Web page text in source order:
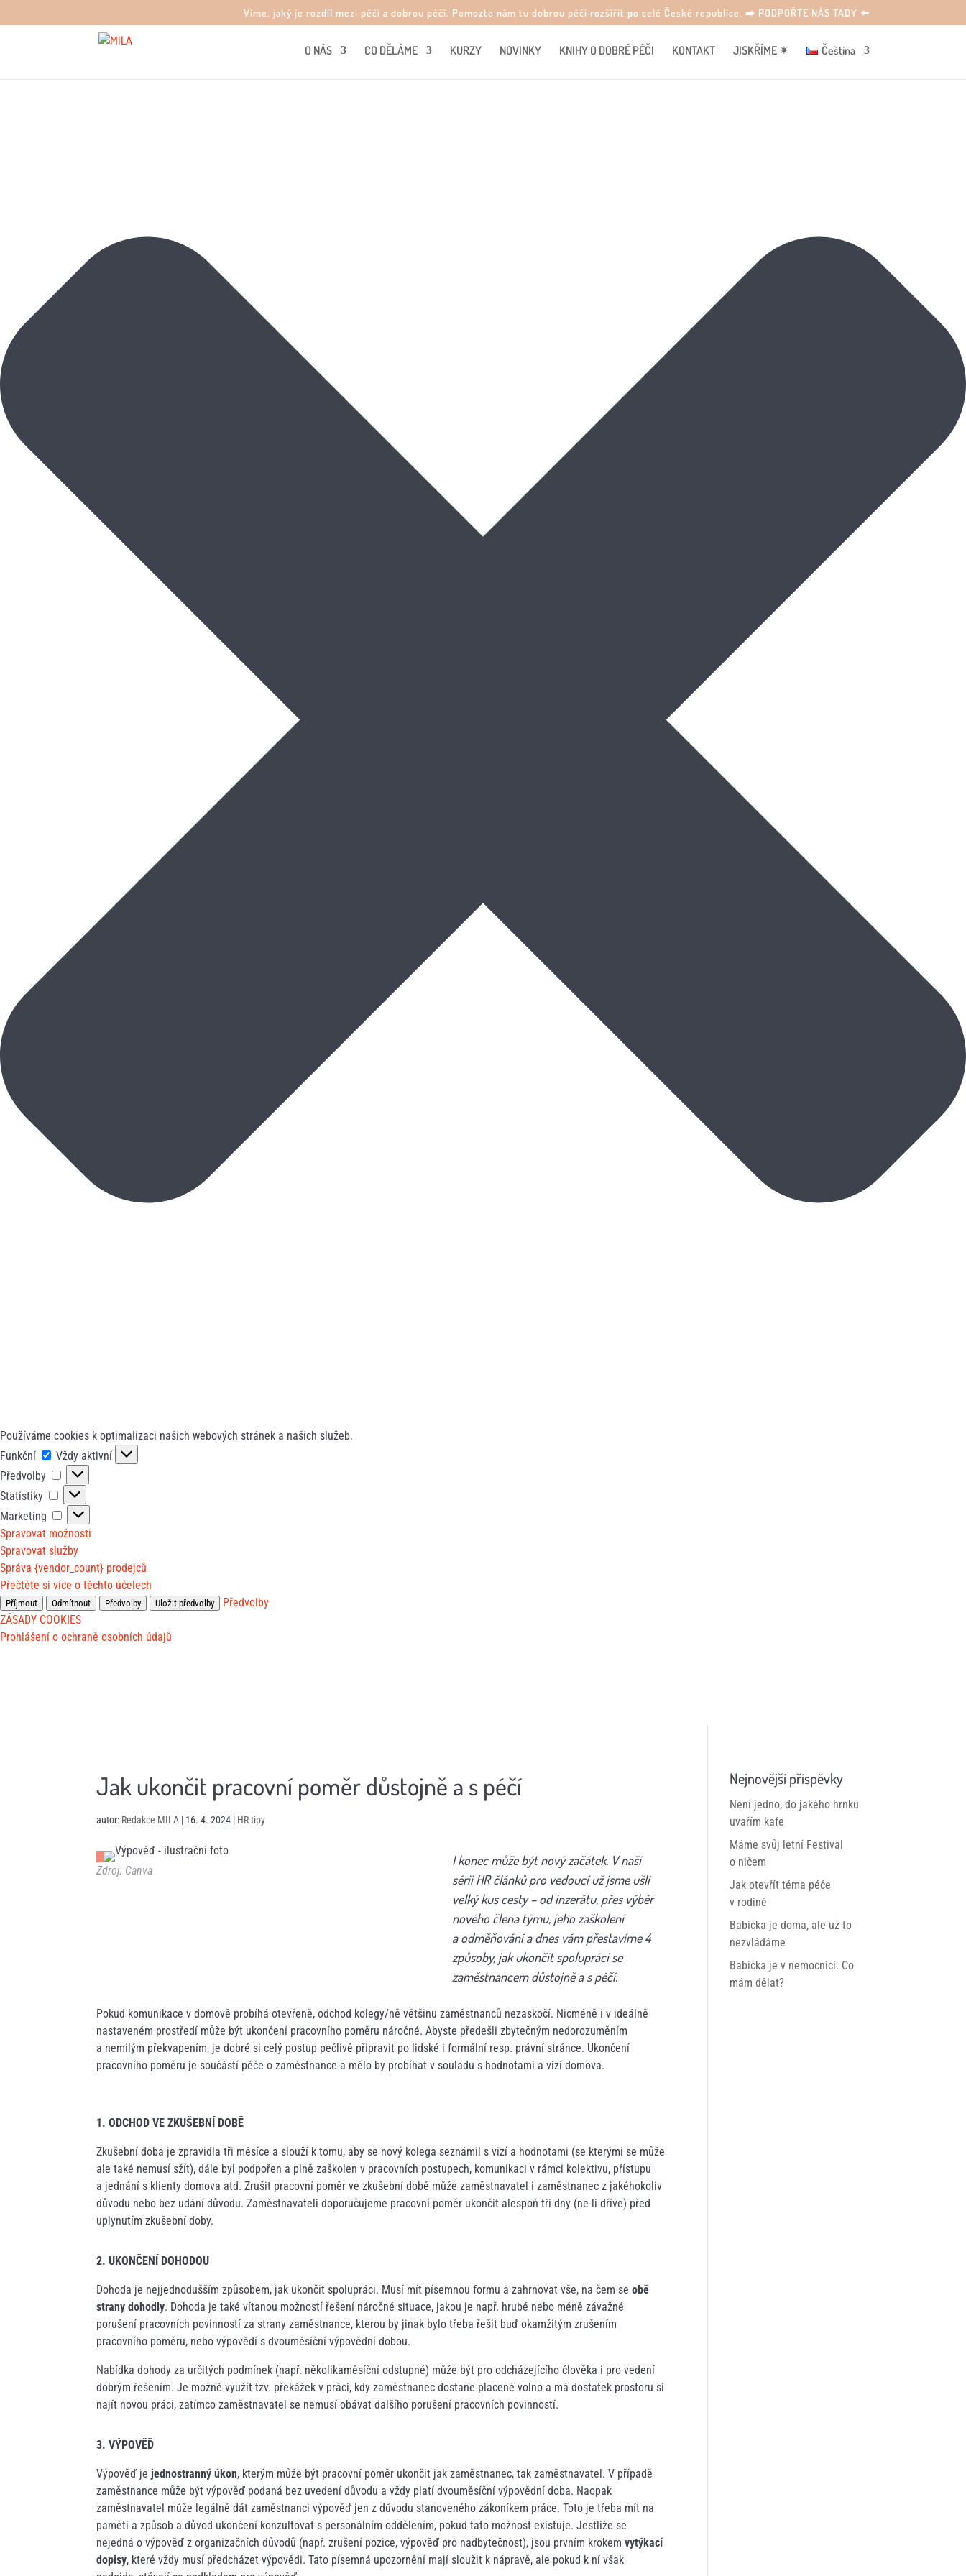
Používáme cookies k optimalizaci našich webových stránek a našich služeb.
Funkční
Funkční
Vždy aktivní
Předvolby
Předvolby
Statistiky
Statistiky
Marketing
Marketing
Spravovat možnosti
Spravovat služby
Správa {vendor_count} prodejců
Přečtěte si více o těchto účelech
Příjmout Odmítnout Předvolby Uložit předvolby
Předvolby
ZÁSADY COOKIES
Prohlášení o ochraně osobních údajů
Víme, jaký je rozdíl mezi péčí a dobrou péčí. Pomozte nám tu dobrou péči rozšířit po celé České republice. ➡️ PODPOŘTE NÁS TADY ⬅️
O NÁS CO DĚLÁME KURZY NOVINKY KNIHY O DOBRÉ PÉČI KONTAKT JISKŘÍME ✴ Čeština
Jak ukončit pracovní poměr důstojně a s péčí
autor: Redakce MILA | 16. 4. 2024 | HR tipy
Zdroj: Canva
I konec může být nový začátek. V naší
sérii HR článků pro vedoucí už jsme ušli
velký kus cesty – od inzerátu, přes výběr
nového člena týmu, jeho zaškolení
a odměňování a dnes vám přestavíme 4
způsoby, jak ukončit spolupráci se
zaměstnancem důstojně a s péčí.
Pokud komunikace v domově probíhá otevřeně, odchod kolegy/ně většinu zaměstnanců nezaskočí. Nicméně i v ideálně
nastaveném prostředí může být ukončení pracovního poměru náročné. Abyste předešli zbytečným nedorozuměním
a nemilým překvapením, je dobré si celý postup pečlivě připravit po lidské i formální resp. právní stránce. Ukončení
pracovního poměru je součástí péče o zaměstnance a mělo by probíhat v souladu s hodnotami a vizí domova.
1. ODCHOD VE ZKUŠEBNÍ DOBĚ
Zkušební doba je zpravidla tři měsíce a slouží k tomu, aby se nový kolega seznámil s vizí a hodnotami (se kterými se může
ale také nemusí sžít), dále byl podpořen a plně zaškolen v pracovních postupech, komunikaci v rámci kolektivu, přístupu
a jednání s klienty domova atd. Zrušit pracovní poměr ve zkušební době může zaměstnavatel i zaměstnanec z jakéhokoliv
důvodu nebo bez udání důvodu. Zaměstnavateli doporučujeme pracovní poměr ukončit alespoň tři dny (ne-li dříve) před
uplynutím zkušební doby.
2. UKONČENÍ DOHODOU
Dohoda je nejjednodušším způsobem, jak ukončit spolupráci. Musí mít písemnou formu a zahrnovat vše, na čem seobě
strany dohodly. Dohoda je také vítanou možností řešení náročné situace, jakou je např. hrubé nebo méně závažné
porušení pracovních povinností za strany zaměstnance, kterou by jinak bylo třeba řešit buď okamžitým zrušením
pracovního poměru, nebo výpovědí s dvouměsíční výpovědní dobou.
Nabídka dohody za určitých podmínek (např. několikaměsíční odstupné) může být pro odcházejícího člověka i pro vedení
dobrým řešením. Je možné využít tzv. překážek v práci, kdy zaměstnanec dostane placené volno a má dostatek prostoru si
najít novou práci, zatímco zaměstnavatel se nemusí obávat dalšího porušení pracovních povinností.
3. VÝPOVĚĎ
Výpověď je jednostranný úkon, kterým může být pracovní poměr ukončit jak zaměstnanec, tak zaměstnavatel. V případě
zaměstnance může být výpověď podaná bez uvedení důvodu a vždy platí dvouměsíční výpovědní doba. Naopak
zaměstnavatel může legálně dát zaměstnanci výpověď jen z důvodu stanoveného zákoníkem práce. Toto je třeba mít na
paměti a způsob a důvod ukončení konzultovat s personálním oddělením, pokud tato možnost existuje. Jestliže se
nejedná o výpověď z organizačních důvodů (např. zrušení pozice, výpověď pro nadbytečnost), jsou prvním krokemvytýkací
dopisy, které vždy musí předcházet výpovědi. Tato písemná upozornění mají sloužit k nápravě, ale pokud k ní však
Nejnovější příspěvky
Není jedno, do jakého hrnku
uvařím kafe
Máme svůj letní Festival
o ničem
Jak otevřít téma péče
v rodině
Babička je doma, ale už to
nezvládáme
Babička je v nemocnici. Co
mám dělat?